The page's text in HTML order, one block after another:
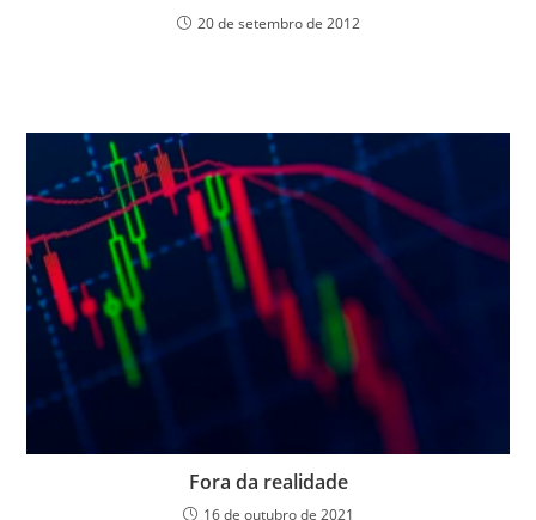
20 de setembro de 2012
Fora da realidade
16 de outubro de 2021